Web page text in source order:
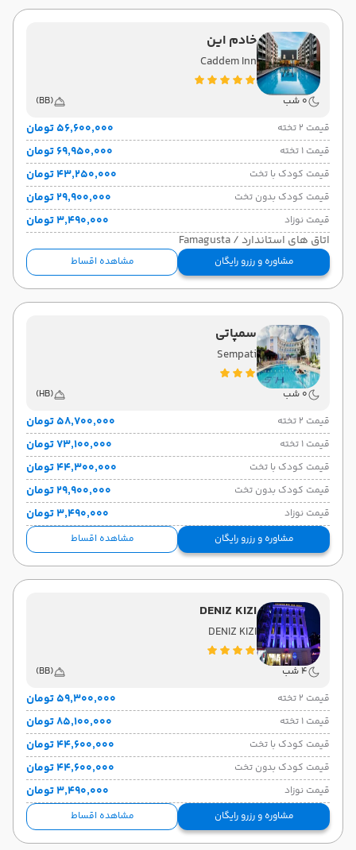
خادم این
Caddem Inn
0 شب
(BB)
قیمت 2 تخته
۵۶٬۶۰۰٬۰۰۰ تومان
قیمت 1 تخته ۶۹٬۹۵۰٬۰۰۰ تومان
قیمت کودک با تخت ۴۳٬۲۵۰٬۰۰۰ تومان
قیمت کودک بدون تخت ۲۹٬۹۰۰٬۰۰۰ تومان
قیمت نوزاد
۳٬۴۹۰٬۰۰۰ تومان
اتاق های استاندارد / Famagusta
مشاوره و رزرو رایگان مشاهده اقساط
سمپاتی
Sempati
0 شب
(HB)
قیمت 2 تخته
۵۸٬۷۰۰٬۰۰۰ تومان
قیمت 1 تخته ۷۳٬۱۰۰٬۰۰۰ تومان
قیمت کودک با تخت ۴۴٬۳۰۰٬۰۰۰ تومان
قیمت کودک بدون تخت ۲۹٬۹۰۰٬۰۰۰ تومان
قیمت نوزاد ۳٬۴۹۰٬۰۰۰ تومان
مشاوره و رزرو رایگان مشاهده اقساط
DENIZ KIZI
DENIZ KIZI
4 شب
(BB)
قیمت 2 تخته
۵۹٬۳۰۰٬۰۰۰ تومان
قیمت 1 تخته ۸۵٬۱۰۰٬۰۰۰ تومان
قیمت کودک با تخت ۴۴٬۶۰۰٬۰۰۰ تومان
قیمت کودک بدون تخت ۴۴٬۶۰۰٬۰۰۰ تومان
قیمت نوزاد ۳٬۴۹۰٬۰۰۰ تومان
مشاوره و رزرو رایگان مشاهده اقساط